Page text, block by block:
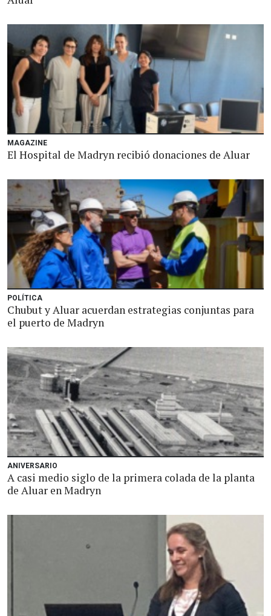
MAGAZINE
El Hospital de Madryn recibió donaciones de Aluar
POLÍTICA
Chubut y Aluar acuerdan estrategias conjuntas para
el puerto de Madryn
ANIVERSARIO
A casi medio siglo de la primera colada de la planta
de Aluar en Madryn